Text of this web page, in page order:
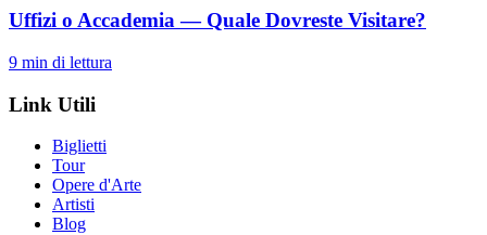
Uffizi o Accademia — Quale Dovreste Visitare?
9 min di lettura
Link Utili
Biglietti
Tour
Opere d'Arte
Artisti
Blog